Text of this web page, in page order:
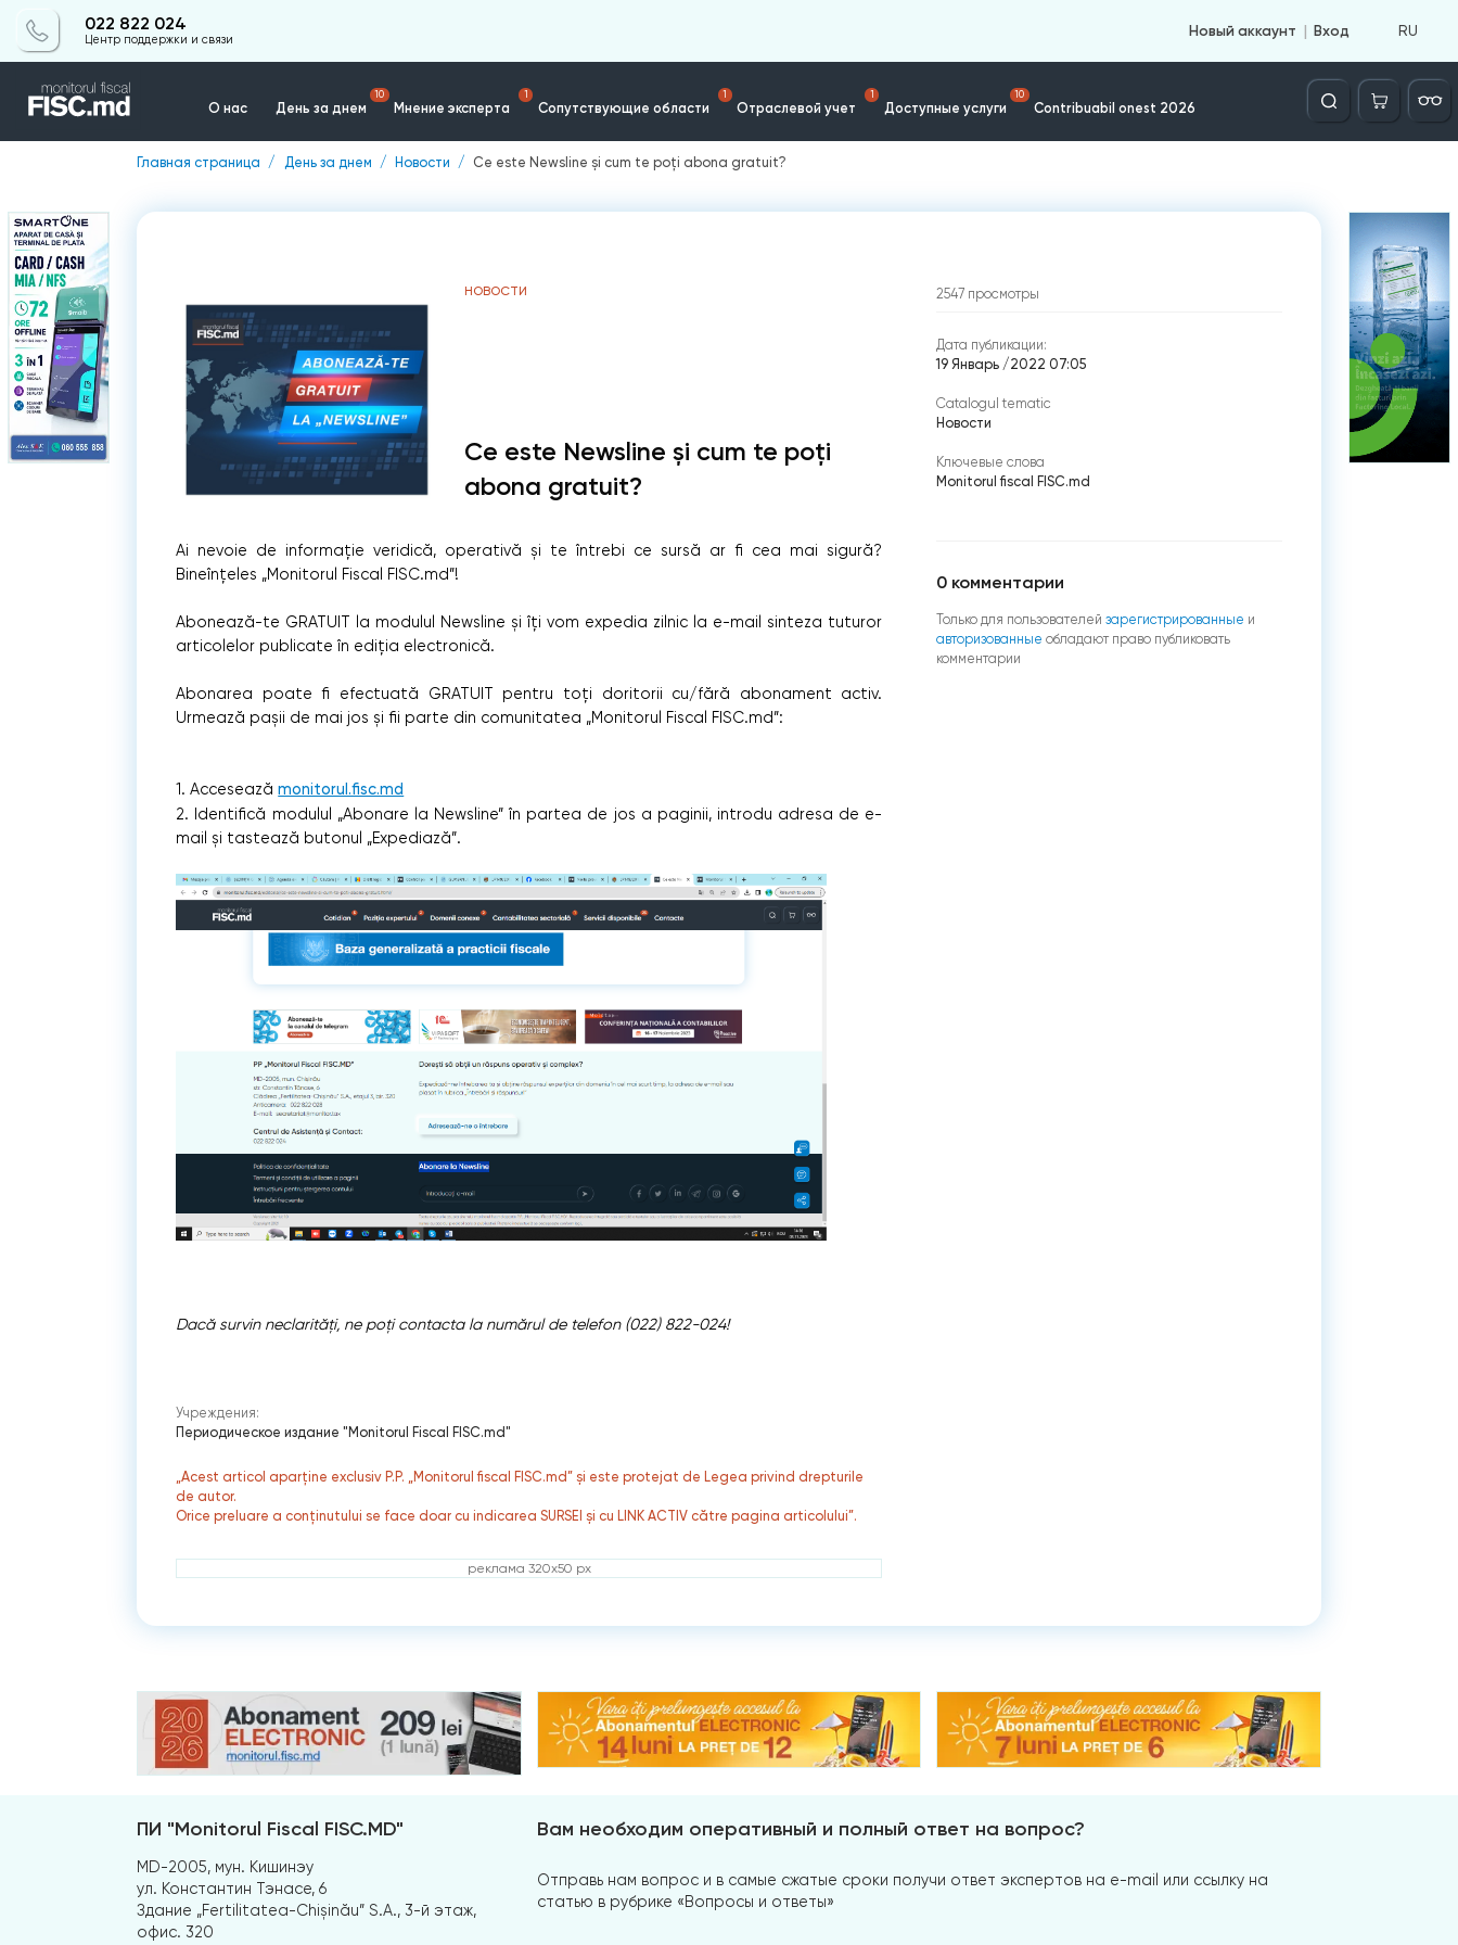
022 822 024
Центр поддержки и связи
Новый аккаунт Вход RU
О нас День за днем
10
Мнение эксперта
1
Сопутствующие области
1
Отраслевой учет
1
Доступные услуги
10
Contribuabil onest 2026
Căutare
Главная страница День за днем Новости Ce este Newsline și cum te poți abona gratuit?
НОВОСТИ
Ce este Newsline și cum te poți
abona gratuit?
Ai nevoie de informație veridică, operativă și te întrebi ce sursă ar fi cea mai sigură?
Bineînțeles „Monitorul Fiscal FISC.md”!
Abonează-te GRATUIT la modulul Newsline și îți vom expedia zilnic la e-mail sinteza tuturor
articolelor publicate în ediția electronică.
Abonarea poate fi efectuată GRATUIT pentru toți doritorii cu/fără abonament activ.
Urmează pașii de mai jos și fii parte din comunitatea „Monitorul Fiscal FISC.md”:
1. Acceseazămonitorul.fisc.md
2. Identifică modulul „Abonare la Newsline” în partea de jos a paginii, introdu adresa de e-
mail și tastează butonul „Expediază”.
Dacă survin neclarități, ne poți contacta la numărul de telefon (022) 822-024!
Учреждения:
Периодическое издание "Monitorul Fiscal FISC.md"
„Acest articol aparține exclusiv P.P. „Monitorul fiscal FISC.md” și este protejat de Legea privind drepturile
de autor.
Orice preluare a conținutului se face doar cu indicarea SURSEI și cu LINK ACTIV către pagina articolului”.
реклама 320x50 px
2547 просмотры
Дата публикации:
19 Январь /2022 07:05
Catalogul tematic
Новости
Ключевые слова
Monitorul fiscal FISC.md
0 комментарии
Только для пользователей зарегистрированные и
авторизованные обладают право публиковать
комментарии
ПИ "Monitorul Fiscal FISC.MD"
MD-2005, мун. Кишинэу
ул. Константин Тэнасе, 6
Здание „Fertilitatea-Chișinău” S.A., 3-й этаж,
офис. 320
Вам необходим оперативный и полный ответ на вопрос?
Отправь нам вопрос и в самые сжатые сроки получи ответ экспертов на e-mail или ссылку на
статью в рубрике «Вопросы и ответы»